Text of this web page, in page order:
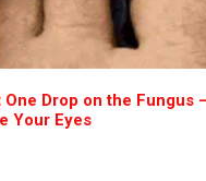
One Drop on the Fungus
Your Eyes